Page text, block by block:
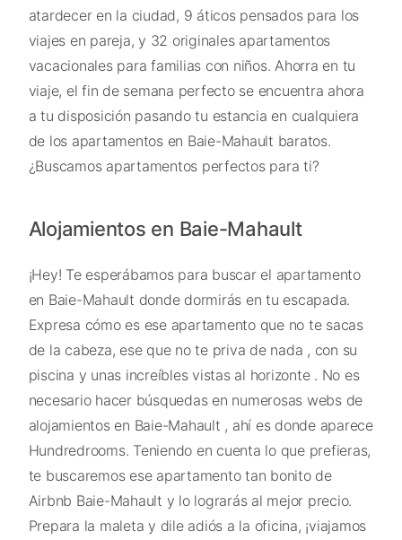
atardecer en la ciudad, 9 áticos pensados para los
viajes en pareja, y 32 originales apartamentos
vacacionales para familias con niños. Ahorra en tu
viaje, el fin de semana perfecto se encuentra ahora
a tu disposición pasando tu estancia en cualquiera
de los apartamentos en Baie-Mahault baratos.
¿Buscamos apartamentos perfectos para ti?
Alojamientos en Baie-Mahault
¡Hey! Te esperábamos para buscar el apartamento
en Baie-Mahault donde dormirás en tu escapada.
Expresa cómo es ese apartamento que no te sacas
de la cabeza, ese que no te priva de nada , con su
piscina y unas increíbles vistas al horizonte . No es
necesario hacer búsquedas en numerosas webs de
alojamientos en Baie-Mahault , ahí es donde aparece
Hundredrooms. Teniendo en cuenta lo que prefieras,
te buscaremos ese apartamento tan bonito de
Airbnb Baie-Mahault y lo lograrás al mejor precio.
Prepara la maleta y dile adiós a la oficina, ¡viajamos